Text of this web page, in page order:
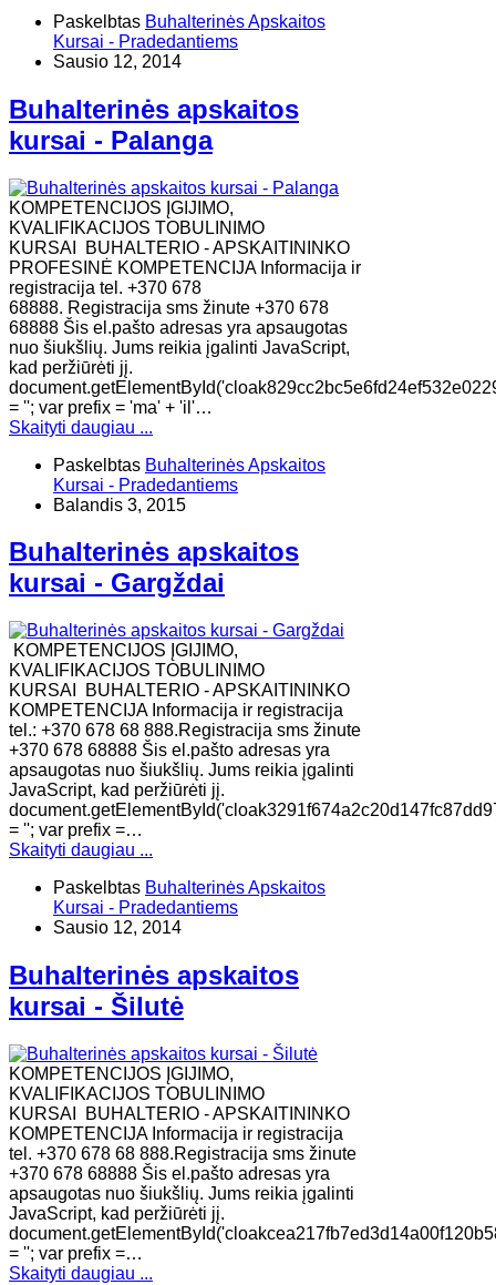
Paskelbtas Buhalterinės Apskaitos
Kursai - Pradedantiems
Sausio 12, 2014
Buhalterinės apskaitos
kursai - Palanga
KOMPETENCIJOS ĮGIJIMO,
KVALIFIKACIJOS TOBULINIMO
KURSAI BUHALTERIO - APSKAITININKO
PROFESINĖ KOMPETENCIJA Informacija ir
registracija tel. +370 678
68888. Registracija sms žinute +370 678
68888 Šis el.pašto adresas yra apsaugotas
nuo šiukšlių. Jums reikia įgalinti JavaScript,
kad peržiūrėti jį.
= ''; var prefix = 'ma' + 'il'…
Skaityti daugiau ...
Paskelbtas Buhalterinės Apskaitos
Kursai - Pradedantiems
Balandis 3, 2015
Buhalterinės apskaitos
kursai - Gargždai
KOMPETENCIJOS ĮGIJIMO,
KVALIFIKACIJOS TOBULINIMO
KURSAI BUHALTERIO - APSKAITININKO
KOMPETENCIJA Informacija ir registracija
tel.: +370 678 68 888.Registracija sms žinute
+370 678 68888 Šis el.pašto adresas yra
apsaugotas nuo šiukšlių. Jums reikia įgalinti
JavaScript, kad peržiūrėti jį.
= ''; var prefix =…
Skaityti daugiau ...
Paskelbtas Buhalterinės Apskaitos
Kursai - Pradedantiems
Sausio 12, 2014
Buhalterinės apskaitos
kursai - Šilutė
KOMPETENCIJOS ĮGIJIMO,
KVALIFIKACIJOS TOBULINIMO
KURSAI BUHALTERIO - APSKAITININKO
KOMPETENCIJA Informacija ir registracija
tel. +370 678 68 888.Registracija sms žinute
+370 678 68888 Šis el.pašto adresas yra
apsaugotas nuo šiukšlių. Jums reikia įgalinti
JavaScript, kad peržiūrėti jį.
= ''; var prefix =…
Skaityti daugiau ...